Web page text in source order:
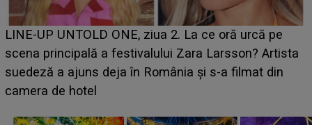
Ce a dezvăluit noua concurentă din "Casa Iubirii" l-a
luat prin surprindere pe Emanuel. CINE ESTE
BĂIATUL VIZAT de Alexandra?! Aflându-se în fața
faptului împlinit, A RECUNOSCUT IMEDIAT: "Am